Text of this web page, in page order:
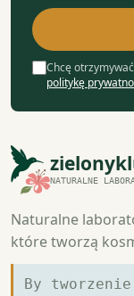
mail
Chcę
politykę
NATURALNE
Naturalne
które tworzą
By